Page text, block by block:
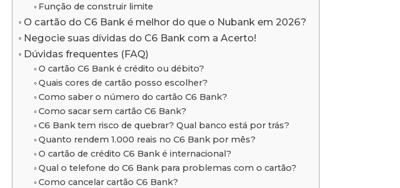
Função de construir limite
O cartão do C6 Bank é melhor do que o Nubank em 2026?
Negocie suas dívidas do C6 Bank com a Acerto!
Dúvidas frequentes (FAQ)
O cartão C6 Bank é crédito ou débito?
Quais cores de cartão posso escolher?
Como saber o número do cartão C6 Bank?
Como sacar sem cartão C6 Bank?
C6 Bank tem risco de quebrar? Qual banco está por trás?
Quanto rendem 1.000 reais no C6 Bank por mês?
O cartão de crédito C6 Bank é internacional?
Qual o telefone do C6 Bank para problemas com o cartão?
Como cancelar cartão C6 Bank?